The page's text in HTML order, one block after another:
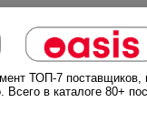
ТОП-7 поставщиков,
Всего в каталоге 80+